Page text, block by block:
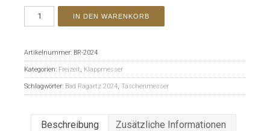
IN DEN WARENKORB
Artikelnummer: BR-2024
Kategorien: Freizeit, Klappmesser
Schlagwörter: Bad Ragartz 2024, Taschenmesser
Beschreibung Zusätzliche Informationen